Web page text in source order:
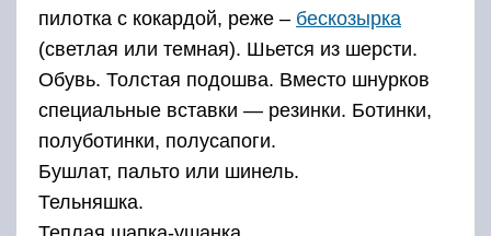
пилотка с кокардой, реже – бескозырка
(светлая или темная). Шьется из шерсти.
Обувь. Толстая подошва. Вместо шнурков
специальные вставки — резинки. Ботинки,
полуботинки, полусапоги.
Бушлат, пальто или шинель.
Тельняшка.